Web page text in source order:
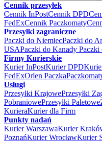
Cennik przesyłek
Cennik InPostCennik DPD
FedExCennik Paczkomaty
Przesyłki zagraniczne
Paczki do NiemiecPaczki do
USAPaczki do Kanady Paczki
Firmy Kurierskie
Kurier InPostKurier DPD
FedExOrlen Paczka
Usługi
Przesyłki KrajowePrzesyłki
PobraniowePrzesyłki Paletowe
KurieraKurier dla Firm
Punkty nadań
Kurier WarszawaKurier
PoznańKurier WrocławKurier